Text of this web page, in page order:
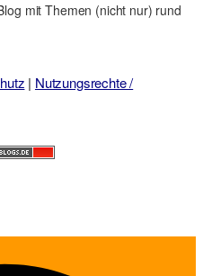
mit Themen (nicht nur) rund
| Nutzungsrechte /